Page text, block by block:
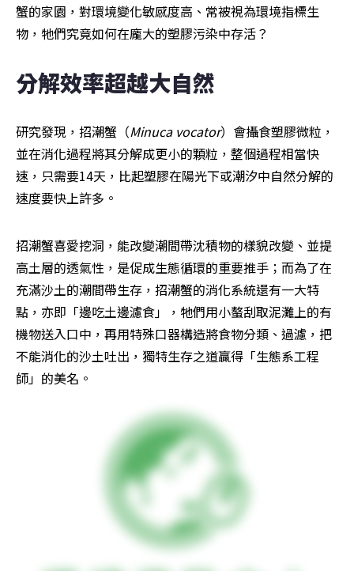
蟹的家園，對環境變化敏感度高、常被視為環境指標生
物，牠們究竟如何在龐大的塑膠污染中存活？
分解效率超越大自然
研究發現，招潮蟹（Minuca vocator）會攝食塑膠微粒，
並在消化過程將其分解成更小的顆粒，整個過程相當快
速，只需要14天，比起塑膠在陽光下或潮汐中自然分解的
速度要快上許多。
招潮蟹喜愛挖洞，能改變潮間帶沈積物的樣貌改變、並提
高土層的透氣性，是促成生態循環的重要推手；而為了在
充滿沙土的潮間帶生存，招潮蟹的消化系統還有一大特
點，亦即「邊吃土邊濾食」，牠們用小螯刮取泥灘上的有
機物送入口中，再用特殊口器構造將食物分類、過濾，把
不能消化的沙土吐出，獨特生存之道贏得「生態系工程
師」的美名。